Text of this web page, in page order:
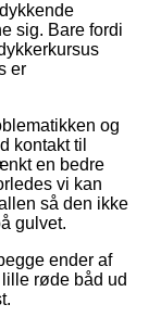
sig. Bare fordi
er
og
kontakt til
en bedre
vi kan
så den ikke
gulvet.
ender af
røde båd ud